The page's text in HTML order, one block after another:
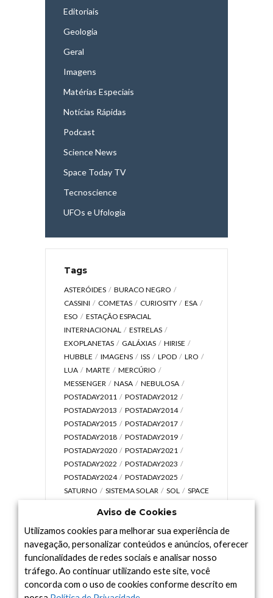
Editoriais
Geologia
Geral
Imagens
Matérias Especiais
Notícias Rápidas
Podcast
Science News
Space Today TV
Tecnoscience
UFOs e Ufologia
Tags
ASTERÓIDES
BURACO NEGRO
CASSINI
COMETAS CURIOSITY
ESA
ESO
ESTAÇÃO ESPACIAL
INTERNACIONAL
ESTRELAS
EXOPLANETAS
GALÁXIAS
HIRISE
HUBBLE
IMAGENS ISS LPOD
LRO
LUA
MARTE
MERCÚRIO
MESSENGER
NASA
NEBULOSA
POSTADAY2011
POSTADAY2012
POSTADAY2013
POSTADAY2014
POSTADAY2015
POSTADAY2017
POSTADAY2018
POSTADAY2019
POSTADAY2020
POSTADAY2021
POSTADAY2022
POSTADAY2023
POSTADAY2024
POSTADAY2025
SATURNO
SISTEMA SOLAR SOL
SPACE
UNIVERSO
VÍDEO
Arquivo
Arquivo
Aviso de Cookies
Utilizamos cookies para melhorar sua experiência de
navegação, personalizar conteúdos e anúncios, oferecer
funcionalidades de redes sociais e analisar nosso
tráfego. Ao continuar utilizando este site, você
concorda com o uso de cookies conforme descrito em